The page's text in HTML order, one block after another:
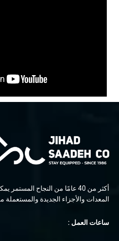
أكثر من 40 عامًا من النجاح
المعدات والأجزاء الجديدة والمستعملة
ساعات العمل :